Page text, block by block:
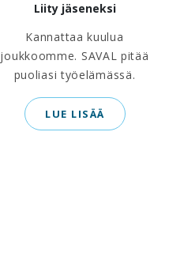
Liity jäseneksi
Kannattaa kuulua
joukkoomme. SAVAL pitää
puoliasi työelämässä.
LUE LISÄÄ